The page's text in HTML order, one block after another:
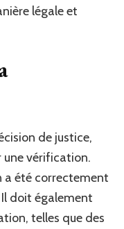
légale et
de justice,
une vérification.
a été correctement
Il doit également
telles que des